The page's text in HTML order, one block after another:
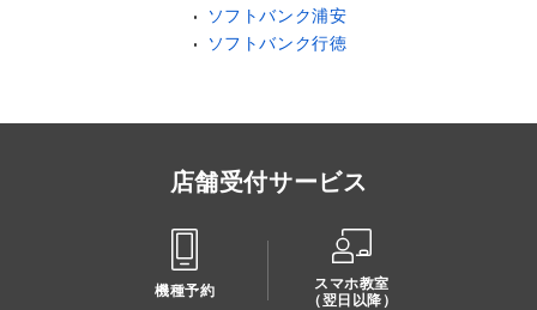
ソフトバンク浦安
ソフトバンク行徳
店舗受付サービス
機種予約
スマホ教室
（翌日以降）